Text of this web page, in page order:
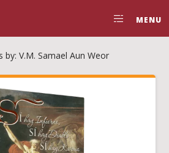
MENU
by: V.M. Samael Aun Weor